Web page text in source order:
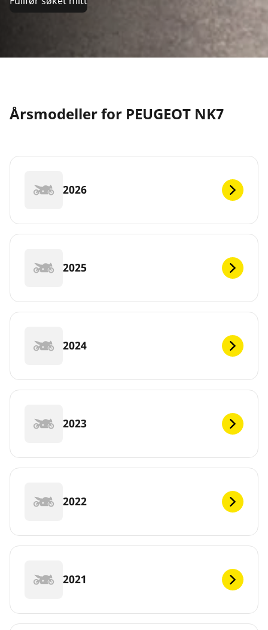
Årsmodeller for PEUGEOT NK7
2026
2025
2024
2023
2022
2021